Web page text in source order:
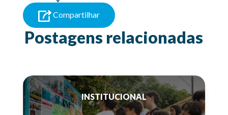
Compartilhar
Postagens relacionadas
INSTITUCIONAL